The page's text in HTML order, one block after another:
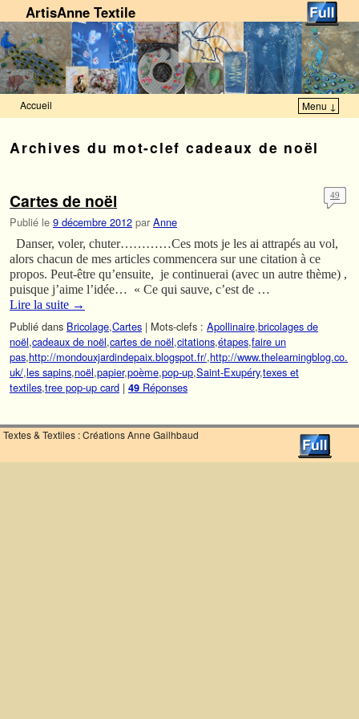
ArtisAnne Textile
Accueil Menu ↓
Archives du mot-clef cadeaux de noël
Cartes de noël
Publié le 9 décembre 2012 par Anne
49
Danser, voler, chuter…………Ces mots je les ai attrapés au vol,
alors chacun de mes articles commencera sur une citation à ce
propos. Peut-être qu’ensuite, je continuerai (avec un autre thème) ,
puisque j’aime l’idée… « Ce qui sauve, c’est de …
Lire la suite →
Publié dans Bricolage,Cartes | Mots-clefs : Apollinaire,bricolages de
noël,cadeaux de noël,cartes de noël,citations,étapes,faire un
pas,http://mondouxjardindepaix.blogspot.fr/,http://www.thelearningblog.co.
uk/,les sapins,noël,papier,poème,pop-up,Saint-Exupéry,texes et
textiles,tree pop-up card | 49 Réponses
Textes & Textiles : Créations Anne Gailhbaud